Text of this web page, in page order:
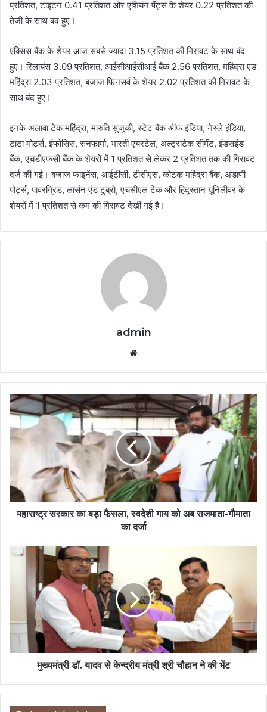
प्रतिशत, टाइटन 0.41 प्रतिशत और एशियन पेंट्स के शेयर 0.22 प्रतिशत की
तेजी के साथ बंद हुए।
एक्सिस बैंक के शेयर आज सबसे ज्यादा 3.15 प्रतिशत की गिरावट के साथ बंद
हुए। रिलायंस 3.09 प्रतिशत, आईसीआईसीआई बैंक 2.56 प्रतिशत, महिंद्रा एंड
महिंद्रा 2.03 प्रतिशत, बजाज फिनसर्व के शेयर 2.02 प्रतिशत की गिरावट के
साथ बंद हुए।
इनके अलावा टेक महिंद्रा, मारुति सुजुकी, स्टेट बैंक ऑफ इंडिया, नेस्ले इंडिया,
टाटा मोटर्स, इंफोसिस, सनफार्मा, भारती एयरटेल, अल्ट्राटेक सीमेंट, इंडसइंड
बैंक, एचडीएफसी बैंक के शेयरों में 1 प्रतिशत से लेकर 2 प्रतिशत तक की गिरावट
दर्ज की गई। बजाज फाइनेंस, आईटीसी, टीसीएस, कोटक महिंद्रा बैंक, अडाणी
पोर्ट्स, पावरग्रिड, लार्सन एंड टुब्रो, एचसीएल टेक और हिंदुस्तान यूनिलीवर के
शेयरों में 1 प्रतिशत से कम की गिरावट देखी गई है।
admin
महाराष्ट्र सरकार का बड़ा फैसला, स्वदेशी गाय को अब राजमाता-गौमाता
का दर्जा
मुख्यमंत्री डॉ. यादव से केन्द्रीय मंत्री श्री चौहान ने की भेंट